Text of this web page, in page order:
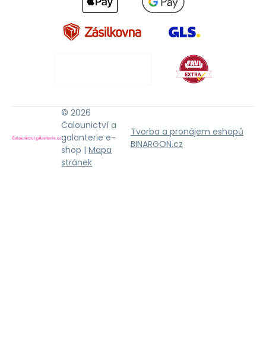
© 2026
Čalounictví a
galanterie e-
shop |Mapa
stránek
Tvorba a pronájem eshopů
BINARGON.cz